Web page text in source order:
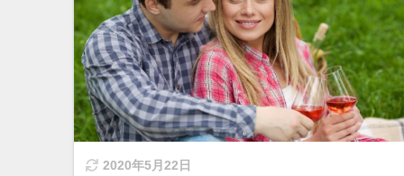
2020年5月22日